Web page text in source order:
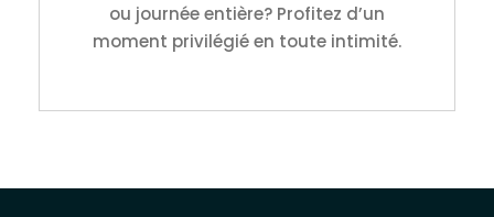
ou journée entière? Profitez d’un
moment privilégié en toute intimité.